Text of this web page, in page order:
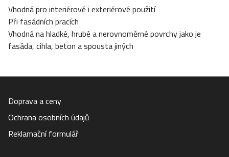
Vhodná pro interiérové i exteriérové použití
Při fasádních pracích
Vhodná na hladké, hrubé a nerovnoměrné povrchy jako je
fasáda, cihla, beton a spousta jiných
Doprava a ceny
Ochrana osobních údajů
Reklamační formulář